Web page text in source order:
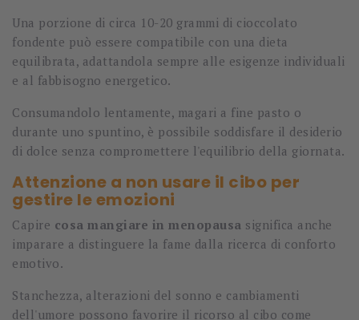
Una porzione di circa 10-20 grammi di cioccolato
fondente può essere compatibile con una dieta
equilibrata, adattandola sempre alle esigenze individuali
e al fabbisogno energetico.
Consumandolo lentamente, magari a fine pasto o
durante uno spuntino, è possibile soddisfare il desiderio
di dolce senza compromettere l'equilibrio della giornata.
Attenzione a non usare il cibo per
gestire le emozioni
Capire cosa mangiare in menopausa significa anche
imparare a distinguere la fame dalla ricerca di conforto
emotivo.
Stanchezza, alterazioni del sonno e cambiamenti
dell'umore possono favorire il ricorso al cibo come